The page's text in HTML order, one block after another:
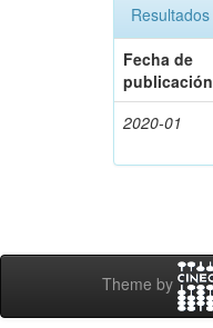
Fecha de
publicación
2020-01
Theme by